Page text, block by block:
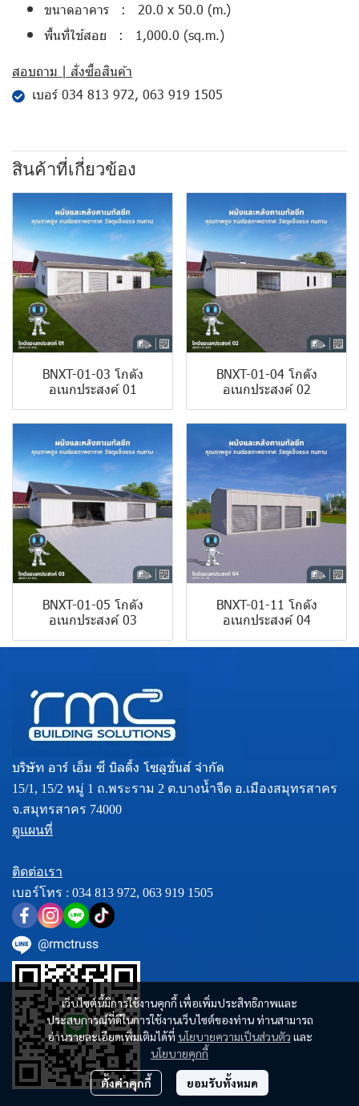
ขนาดอาคาร : 20.0 x 50.0 (m.)
พื้นที่ใช้สอย : 1,000.0 (sq.m.)
สอบถาม | สั่งซื้อสินค้า
เบอร์ 034 813 972, 063 919 1505
สินค้าที่เกี่ยวข้อง
BNXT-01-03 โกดัง
อเนกประสงค์ 01
BNXT-01-04 โกดัง
อเนกประสงค์ 02
BNXT-01-05 โกดัง
อเนกประสงค์ 03
BNXT-01-11 โกดัง
อเนกประสงค์ 04
เว็บไซต์นี้มีการใช้งานคุกกี้ เพื่อเพิ่มประสิทธิภาพและ
ประสบการณ์ที่ดีในการใช้งานเว็บไซต์ของท่าน ท่านสามารถ
อ่านรายละเอียดเพิ่มเติมได้ที่ นโยบายความเป็นส่วนตัว และ
นโยบายคุกกี้
ตั้งค่าคุกกี้ ยอมรับทั้งหมด
บริษัท อาร์ เอ็ม ซี บิลดิ้ง โซลูชั่นส์ จำกัด
15/1, 15/2 หมู่ 1 ถ.พระราม 2 ต.บางน้ำจืด อ.เมืองสมุทรสาคร
จ.สมุทรสาคร 74000
ดูแผนที่
ติดต่อเรา
เบอร์โทร : 034 813 972, 063 919 1505
@rmctruss